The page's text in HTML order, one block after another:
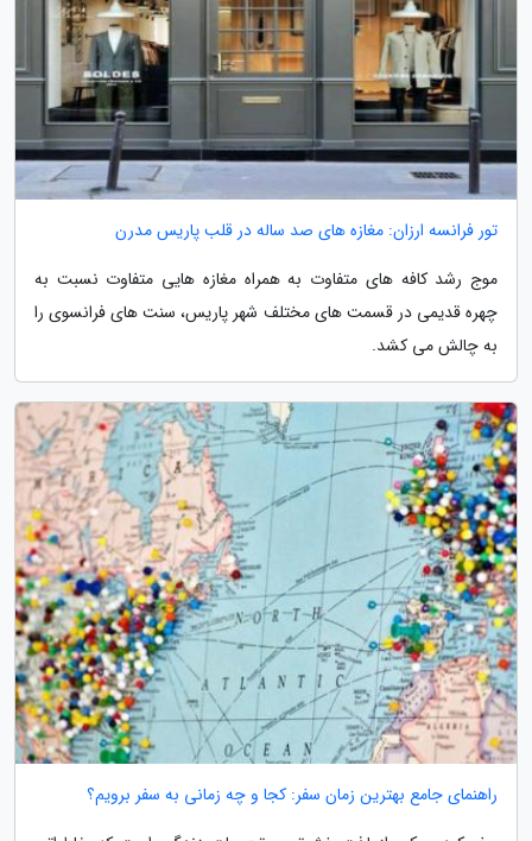
تور فرانسه ارزان: مغازه های صد ساله در قلب پاریس مدرن
موج رشد کافه های متفاوت به همراه مغازه هایی متفاوت نسبت به
چهره قدیمی در قسمت های مختلف شهر پاریس، سنت های فرانسوی را
به چالش می کشد.
راهنمای جامع بهترین زمان سفر: کجا و چه زمانی به سفر برویم؟